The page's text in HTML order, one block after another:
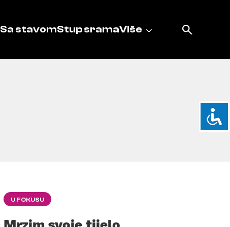
Sa stavomStup sramaViše
U FOKUSU